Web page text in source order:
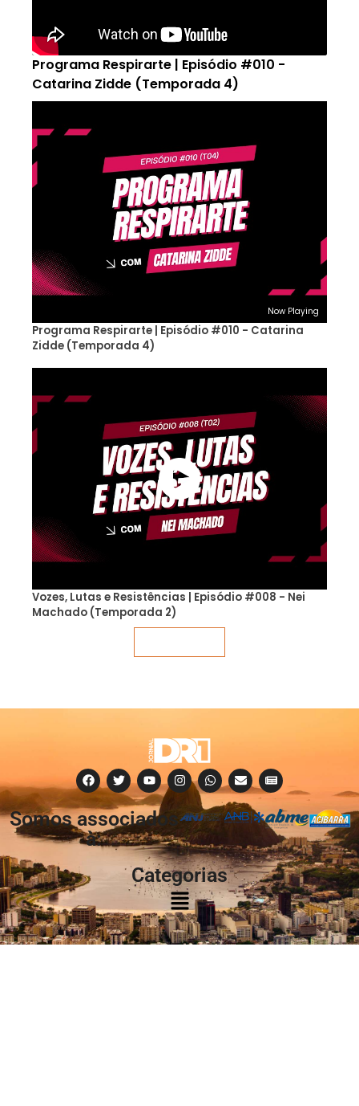
Programa Respirarte | Episódio #010 -
Catarina Zidde (Temporada 4)
Now Playing
Programa Respirarte | Episódio #010 - Catarina
Zidde (Temporada 4)
Vozes, Lutas e Resistências | Episódio #008 - Nei
Machado (Temporada 2)
Somos associados
à:
Categorias